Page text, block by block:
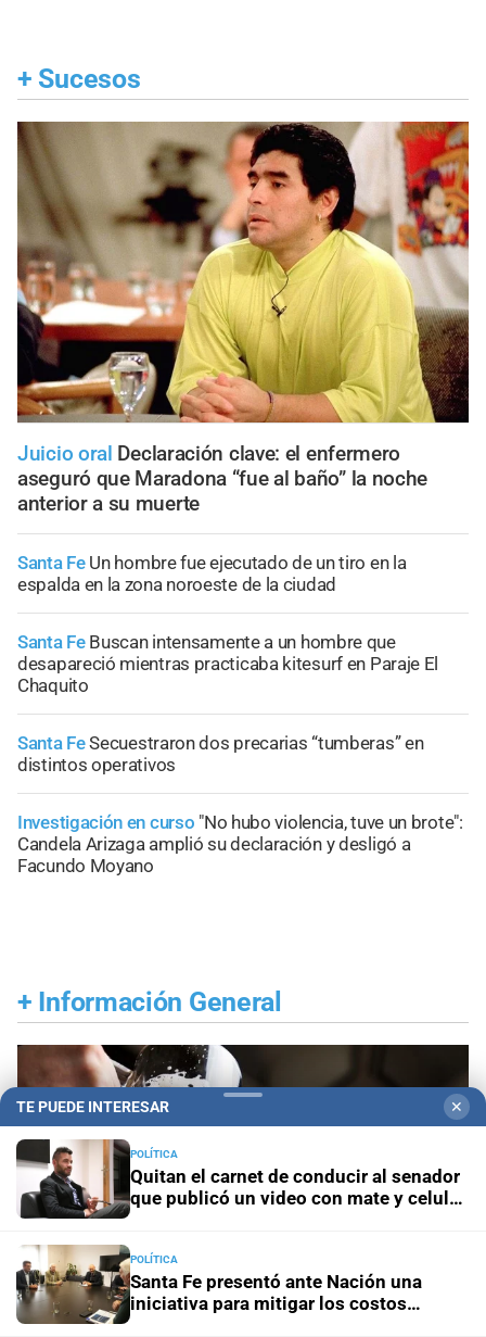
+ Sucesos
Juicio oral Declaración clave: el enfermero
aseguró que Maradona “fue al baño” la noche
anterior a su muerte
Santa Fe Un hombre fue ejecutado de un tiro en la
espalda en la zona noroeste de la ciudad
Santa Fe Buscan intensamente a un hombre que
desapareció mientras practicaba kitesurf en Paraje El
Chaquito
Santa FeSecuestraron dos precarias “tumberas” en
distintos operativos
Investigación en curso "No hubo violencia, tuve un brote":
Candela Arizaga amplió su declaración y desligó a
Facundo Moyano
+ Información General
TE PUEDE INTERESAR ✕
POLÍTICA
Quitan el carnet de conducir al senador
que publicó un video con mate y celular
POLÍTICA
Santa Fe presentó ante Nación una
iniciativa para mitigar los costos